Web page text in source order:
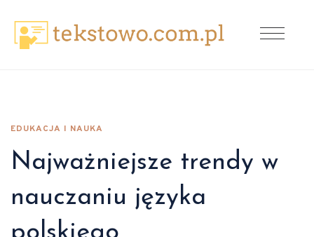
EDUKACJA I NAUKA
Najważniejsze trendy w
nauczaniu języka